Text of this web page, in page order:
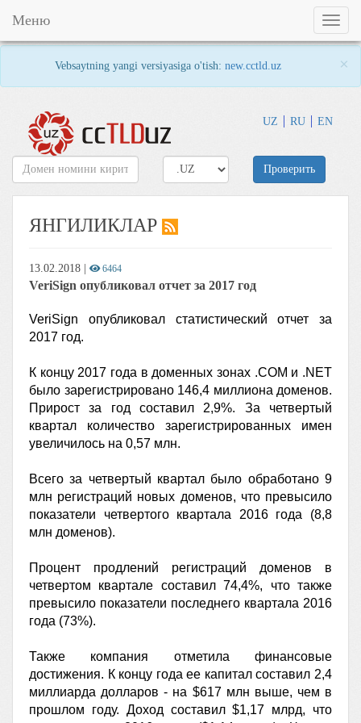
Vebsaytning yangi versiyasiga o'tish: new.cctld.uz ×
UZ RU EN
Toggle
Меню
Проверить
ЯНГИЛИКЛАР
13.02.2018 6464
VeriSign опубликовал отчет за 2017 год
VeriSign опубликовал статистический отчет за
2017 год.
К концу 2017 года в доменных зонах .COM и .NET
было зарегистрировано 146,4 миллиона доменов.
Прирост за год составил 2,9%. За четвертый
квартал количество зарегистрированных имен
увеличилось на 0,57 млн.
Всего за четвертый квартал было обработано 9
млн регистраций новых доменов, что превысило
показатели четвертого квартала 2016 года (8,8
млн доменов).
Процент продлений регистраций доменов в
четвертом квартале составил 74,4%, что также
превысило показатели последнего квартала 2016
года (73%).
Также компания отметила финансовые
достижения. К концу года ее капитал составил 2,4
миллиарда долларов - на $617 млн выше, чем в
прошлом году. Доход составил $1,17 млрд, что